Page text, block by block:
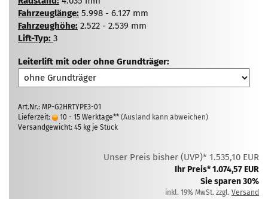
Fahrzeuglänge: 5.998 - 6.127 mm
Fahrzeughöhe: 2.522 - 2.539 mm
Lift-Typ: 3
Leiterlift mit oder ohne Grundträger:
Art.Nr.: MP-G2HRTYPE3-01
Lieferzeit:
10 - 15 Werktage** (Ausland kann abweichen)
Versandgewicht: 45 kg je Stück
Unser Preis bisher (UVP)* 1.535,10 EUR
Ihr Preis* 1.074,57 EUR
Sie sparen 30%
inkl. 19% MwSt. zzgl. Versand